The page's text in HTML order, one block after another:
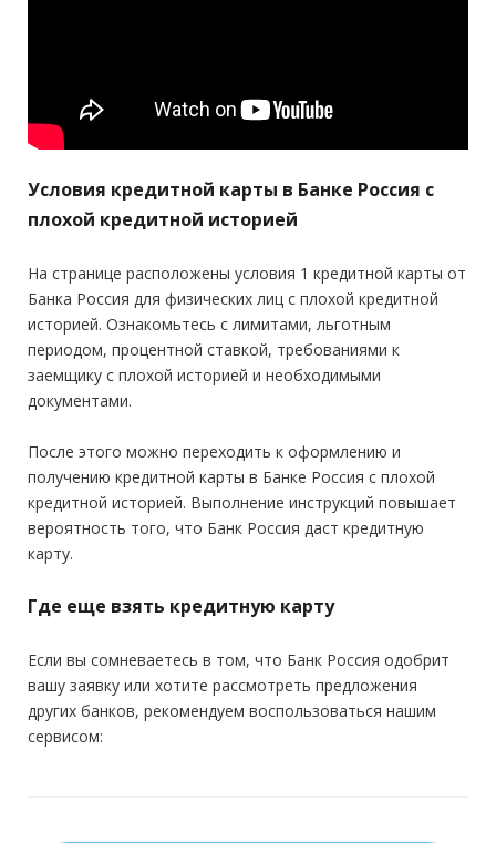
Условия кредитной карты в Банке Россия с
плохой кредитной историей
На странице расположены условия 1 кредитной карты от
Банка Россия для физических лиц с плохой кредитной
историей. Ознакомьтесь с лимитами, льготным
периодом, процентной ставкой, требованиями к
заемщику с плохой историей и необходимыми
документами.
После этого можно переходить к оформлению и
получению кредитной карты в Банке Россия с плохой
кредитной историей. Выполнение инструкций повышает
вероятность того, что Банк Россия даст кредитную
карту.
Где еще взять кредитную карту
Если вы сомневаетесь в том, что Банк Россия одобрит
вашу заявку или хотите рассмотреть предложения
других банков, рекомендуем воспользоваться нашим
сервисом: